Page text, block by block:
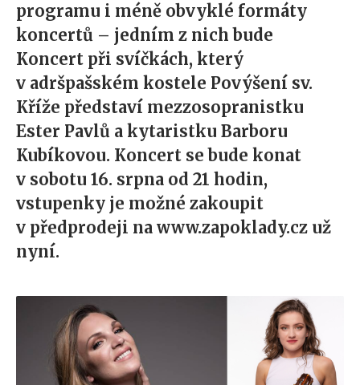
programu i méně obvyklé formáty
koncertů – jedním z nich bude
Koncert při svíčkách, který
v adršpašském kostele Povýšení sv.
Kříže představí mezzosopranistku
Ester Pavlů a kytaristku Barboru
Kubíkovou. Koncert se bude konat
v sobotu 16. srpna od 21 hodin,
vstupenky je možné zakoupit
v předprodeji na www.zapoklady.cz už
nyní.